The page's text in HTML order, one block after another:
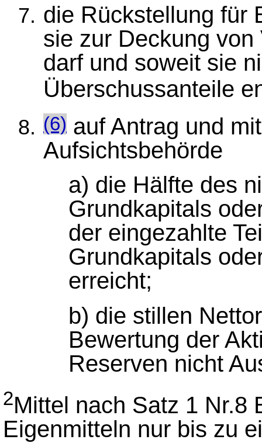
die Rückstellung für
sie zur Deckung
darf und soweit sie
Überschussanteile
(6) auf Antrag und
Aufsichtsbehörde
a) die Hälfte des
Grundkapitals
der eingezahlte
Grundkapitals
erreicht;
b) die stillen
Bewertung der
Reserven nicht
2Mittel nach Satz 1 Nr.8
Eigenmitteln nur bis zu